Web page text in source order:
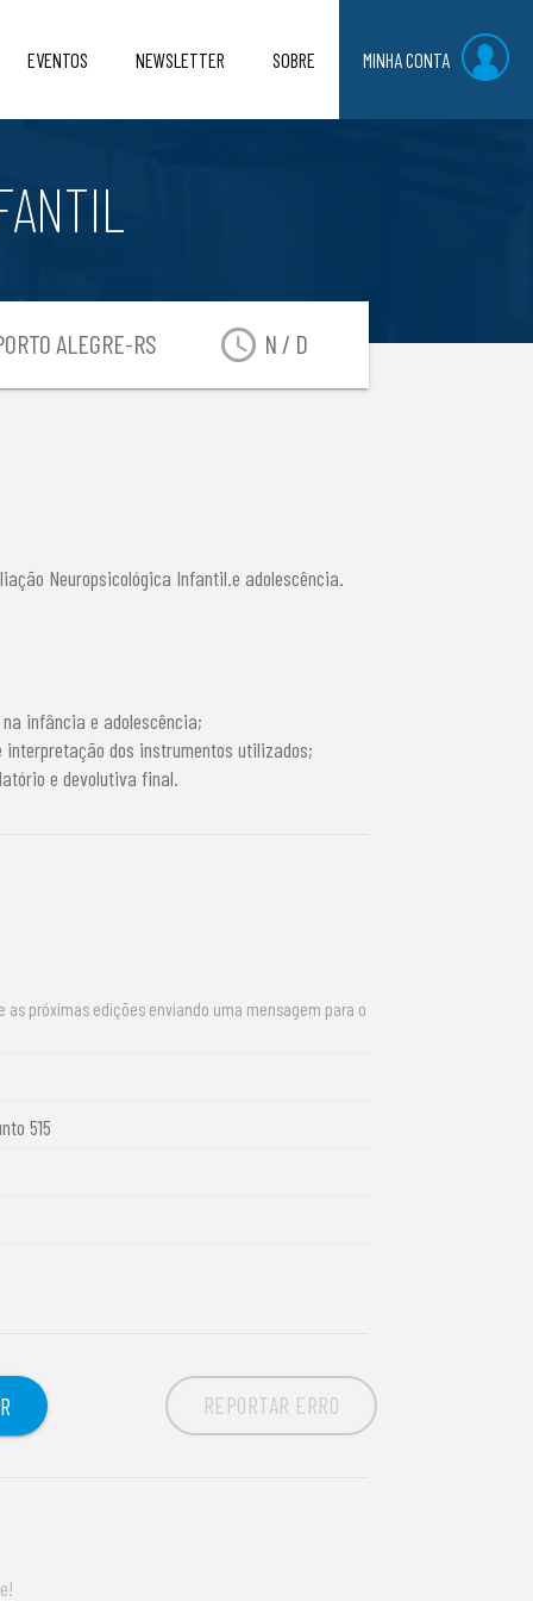
EVENTOS NEWSLETTER SOBRE MINHA CONTA
access_time N / D
ALEGRE-RS
Neuropsicológica Infantil.e adolescência.
infância e adolescência;
dos instrumentos utilizados;
e devolutiva final.
próximas edições enviando uma mensagem para o
515
REPORTAR ERRO